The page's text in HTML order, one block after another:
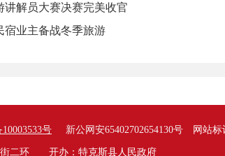
讲解员大赛决赛完美收官
宿业主备战冬季旅游
号 新公网安65402702654130号 网站标
街二环 开办：特克斯县人民政府